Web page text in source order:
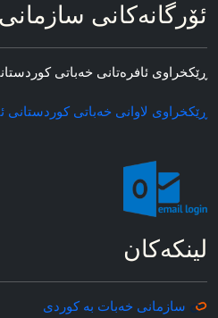
ئۆرگانه‌کانی
ڕێکخراوی ئافره‌تانی خه‌باتی
ڕێکخراوی لاوانی خه‌باتی کوردستانی
لینکه‌کان
سازمانی خه‌بات به کوردی